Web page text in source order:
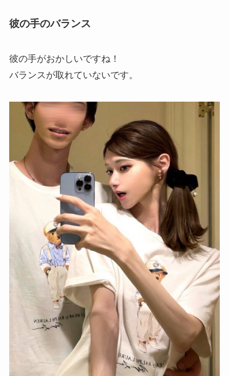
彼の手のバランス
彼の手がおかしいですね！
バランスが取れていないです。